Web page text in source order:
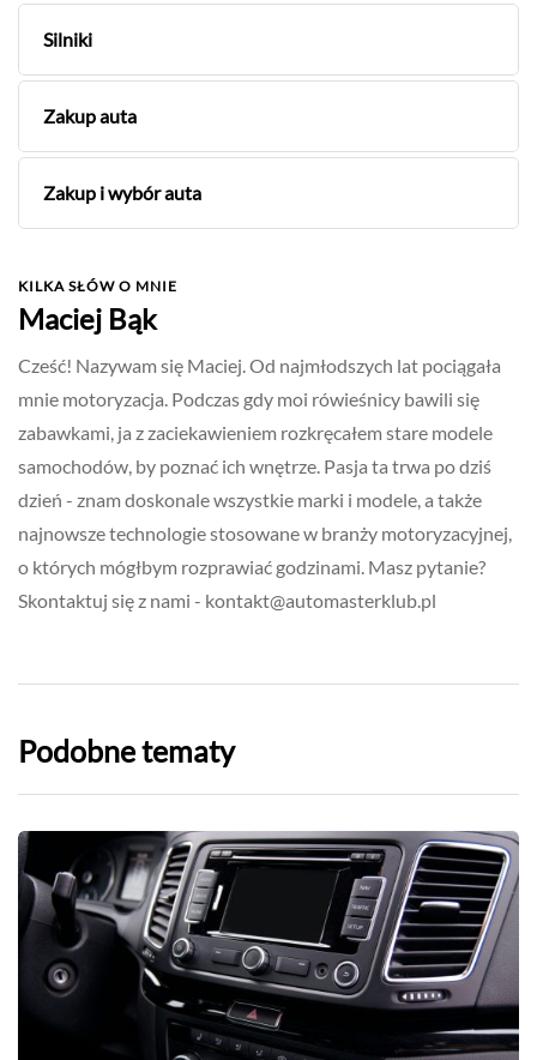
Silniki
Zakup auta
Zakup i wybór auta
KILKA SŁÓW O MNIE
Maciej Bąk
Cześć! Nazywam się Maciej. Od najmłodszych lat pociągała
mnie motoryzacja. Podczas gdy moi rówieśnicy bawili się
zabawkami, ja z zaciekawieniem rozkręcałem stare modele
samochodów, by poznać ich wnętrze. Pasja ta trwa po dziś
dzień - znam doskonale wszystkie marki i modele, a także
najnowsze technologie stosowane w branży motoryzacyjnej,
o których mógłbym rozprawiać godzinami. Masz pytanie?
Skontaktuj się z nami - kontakt@automasterklub.pl
Podobne tematy